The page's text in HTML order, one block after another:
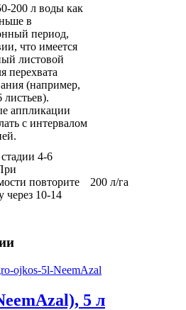
200 л воды как
в
период,
что имеется
листовой
перехвата
(например,
листьев).
аппликации
с интервалом
4-6
повторите
через 10-14
200 л/га
5 л